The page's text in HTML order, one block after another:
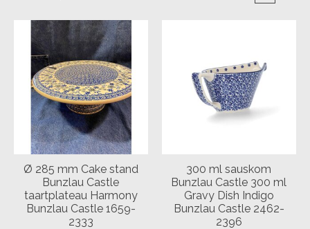
Ø 285 mm Cake stand
Bunzlau Castle
taartplateau Harmony
Bunzlau Castle 1659-
2333
300 ml sauskom
Bunzlau Castle 300 ml
Gravy Dish Indigo
Bunzlau Castle 2462-
2396